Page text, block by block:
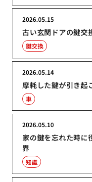
古い玄関ドアの鍵交
2026.05.15
鍵交換
摩耗した鍵が引き起
2026.05.14
車
家の鍵を忘れた時に
界
2026.05.10
知識